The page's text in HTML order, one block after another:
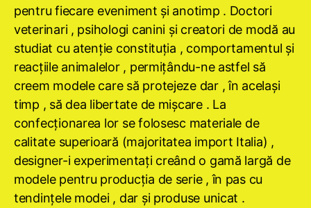
pentru fiecare eveniment şi anotimp . Doctori
veterinari , psihologi canini şi creatori de modă au
studiat cu atenţie constituţia , comportamentul şi
reacţiile animalelor , permiţându-ne astfel să
creem modele care să protejeze dar , în acelaşi
timp , să dea libertate de mişcare . La
confecţionarea lor se folosesc materiale de
calitate superioară (majoritatea import Italia) ,
designer-i experimentaţi creând o gamă largă de
modele pentru producţia de serie , în pas cu
tendinţele modei , dar şi produse unicat .